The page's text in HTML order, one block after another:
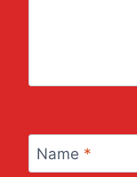
Name *